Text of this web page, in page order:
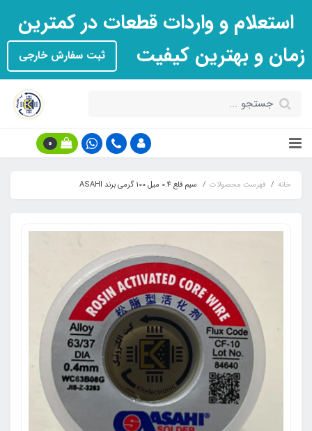
استعلام و واردات قطعات در کمترین
زمان و بهترین کیفیت
ثبت سفارش خارجی
0
خانه فهرست محصولات سیم قلع 0.4 میل 100 گرمی برند ASAHI